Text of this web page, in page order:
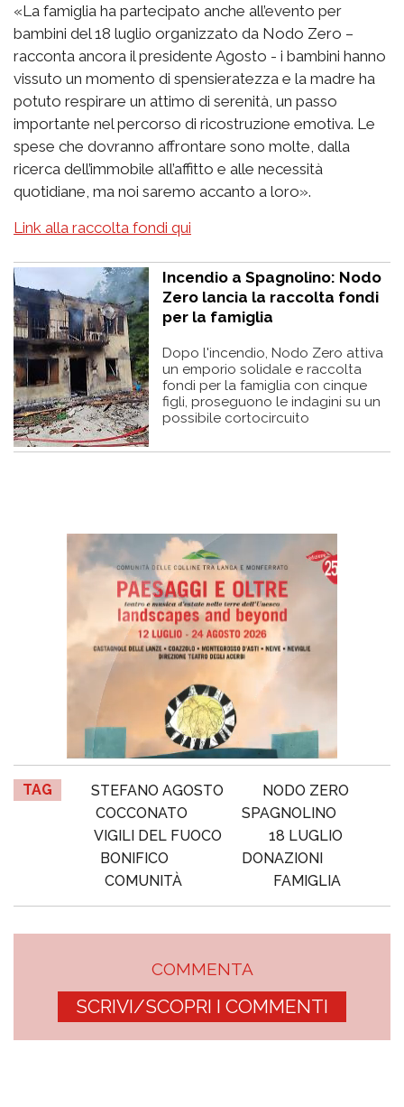
«La famiglia ha partecipato anche all’evento per
bambini del 18 luglio organizzato da Nodo Zero –
racconta ancora il presidente Agosto - i bambini hanno
vissuto un momento di spensieratezza e la madre ha
potuto respirare un attimo di serenità, un passo
importante nel percorso di ricostruzione emotiva. Le
spese che dovranno affrontare sono molte, dalla
ricerca dell’immobile all’affitto e alle necessità
quotidiane, ma noi saremo accanto a loro».
Link alla raccolta fondi qui
Incendio a Spagnolino: Nodo
Zero lancia la raccolta fondi
per la famiglia
Dopo l'incendio, Nodo Zero attiva
un emporio solidale e raccolta
fondi per la famiglia con cinque
figli, proseguono le indagini su un
possibile cortocircuito
TAG STEFANO AGOSTO
NODO ZERO
COCCONATO
SPAGNOLINO
VIGILI DEL FUOCO
18 LUGLIO
BONIFICO
DONAZIONI
COMUNITÀ
FAMIGLIA
COMMENTA
SCRIVI/SCOPRI I COMMENTI